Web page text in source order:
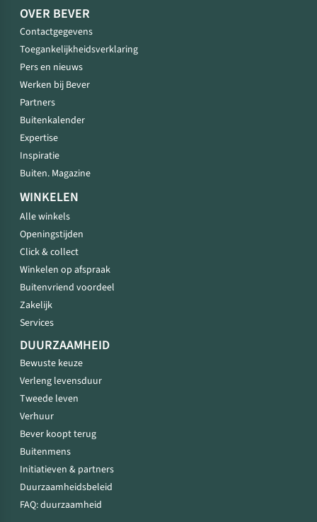
OVER BEVER
Contactgegevens
Toegankelijkheidsverklaring
Pers en nieuws
Werken bij Bever
Partners
Buitenkalender
Expertise
Inspiratie
Buiten. Magazine
WINKELEN
Alle winkels
Openingstijden
Click & collect
Winkelen op afspraak
Buitenvriend voordeel
Zakelijk
Services
DUURZAAMHEID
Bewuste keuze
Verleng levensduur
Tweede leven
Verhuur
Bever koopt terug
Buitenmens
Initiatieven & partners
Duurzaamheidsbeleid
FAQ: duurzaamheid